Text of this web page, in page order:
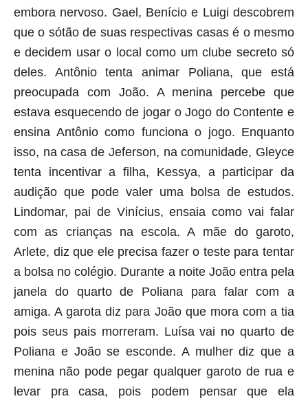
embora nervoso. Gael, Benício e Luigi descobrem
que o sótão de suas respectivas casas é o mesmo
e decidem usar o local como um clube secreto só
deles. Antônio tenta animar Poliana, que está
preocupada com João. A menina percebe que
estava esquecendo de jogar o Jogo do Contente e
ensina Antônio como funciona o jogo. Enquanto
isso, na casa de Jeferson, na comunidade, Gleyce
tenta incentivar a filha, Kessya, a participar da
audição que pode valer uma bolsa de estudos.
Lindomar, pai de Vinícius, ensaia como vai falar
com as crianças na escola. A mãe do garoto,
Arlete, diz que ele precisa fazer o teste para tentar
a bolsa no colégio. Durante a noite João entra pela
janela do quarto de Poliana para falar com a
amiga. A garota diz para João que mora com a tia
pois seus pais morreram. Luísa vai no quarto de
Poliana e João se esconde. A mulher diz que a
menina não pode pegar qualquer garoto de rua e
levar pra casa, pois podem pensar que ela